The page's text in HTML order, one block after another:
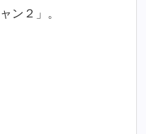
ン２」。